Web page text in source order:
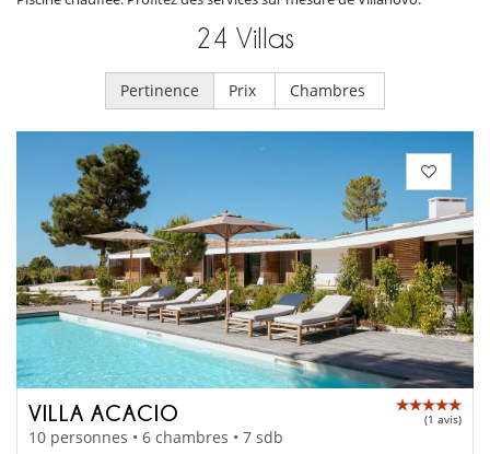
24 Villas
Pertinence Prix Chambres
VILLA ACACIO (1 avis)
10 personnes • 6 chambres • 7 sdb